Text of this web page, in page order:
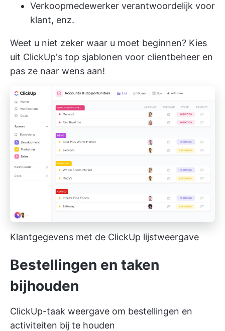
Verkoopmedewerker verantwoordelijk voor
klant, enz.
Weet u niet zeker waar u moet beginnen? Kies
uit ClickUp's top sjablonen voor clientbeheer en
pas ze naar wens aan!
Klantgegevens met de ClickUp lijstweergave
Bestellingen en taken
bijhouden
ClickUp-taak weergave om bestellingen en
activiteiten bij te houden